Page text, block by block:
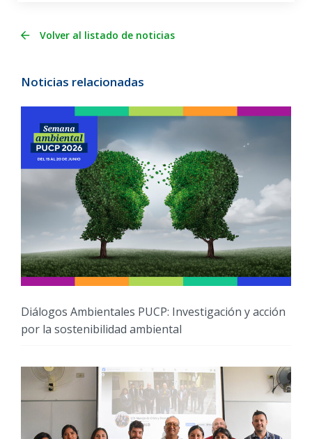
Volver al listado de noticias
Noticias relacionadas
Diálogos Ambientales PUCP: Investigación y acción
por la sostenibilidad ambiental